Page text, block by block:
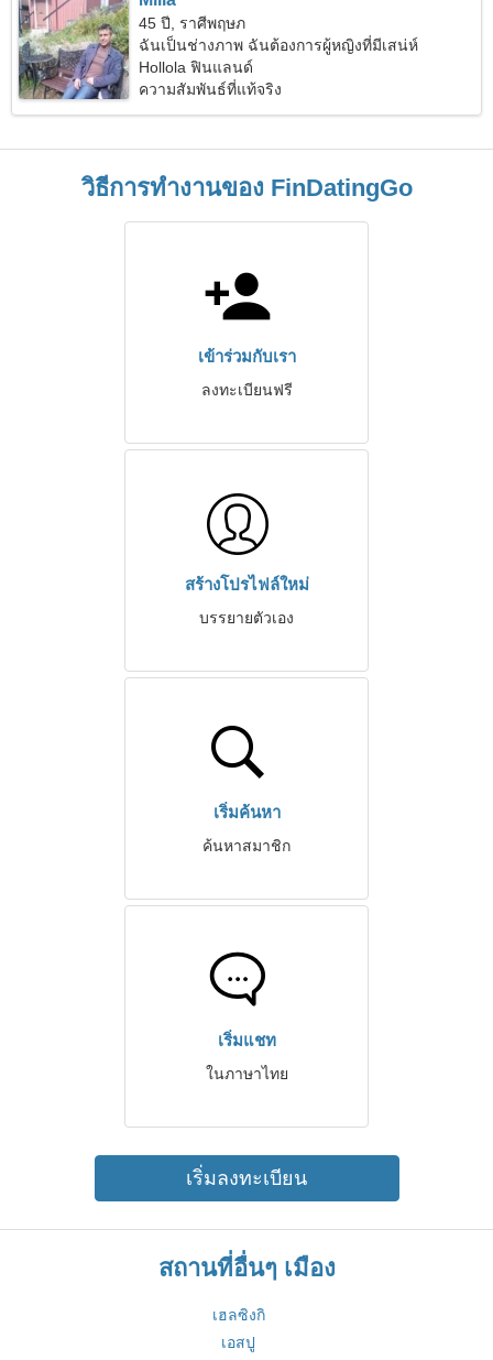
45 ปี, ราศีพฤษภ
ฉันเป็นช่างภาพ ฉันต้องการผู้หญิงที่มีเสน่ห์
Hollola ฟินแลนด์
ความสัมพันธ์ที่แท้จริง
วิธีการทำงานของ FinDatingGo
เข้าร่วมกับเรา
ลงทะเบียนฟรี
สร้างโปรไฟล์ใหม่
บรรยายตัวเอง
เริ่มค้นหา
ค้นหาสมาชิก
เริ่มแชท
ในภาษาไทย
เริ่มลงทะเบียน
สถานที่อื่นๆ เมือง
เฮลซิงกิ
เอสปู